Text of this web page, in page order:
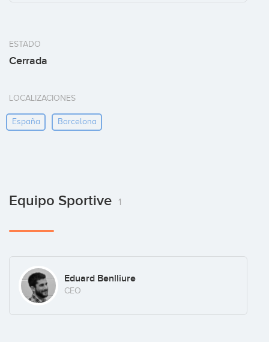
ESTADO
Cerrada
LOCALIZACIONES
España Barcelona
Equipo Sportive 1
Eduard Benlliure
CEO